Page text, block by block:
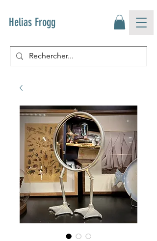
Helias Frogg